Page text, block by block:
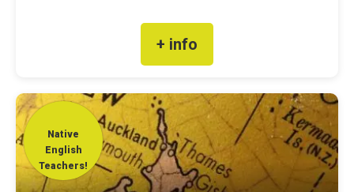
+ info
Native
English
Teachers!